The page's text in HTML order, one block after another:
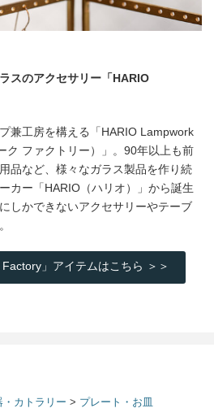
スのアクセサリー「HARIO
兼工房を構える「HARIO Lampwork
ク ファクトリー）」。90年以上も前
品など、様々なガラス製品を作り続
カー「HARIO（ハリオ）」から誕生
しかできないアクセサリーやテーブ
Factory」アイテムはこちら ＞＞
・カトラリー > プレート・お皿